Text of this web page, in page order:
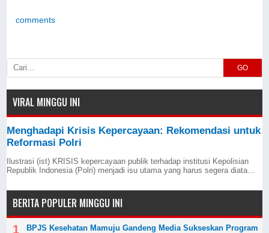
comments
GO
VIRAL MINGGU INI
Menghadapi Krisis Kepercayaan: Rekomendasi untuk
Reformasi Polri
Ilustrasi (ist) KRISIS kepercayaan publik terhadap institusi Kepolisian
Republik Indonesia (Polri) menjadi isu utama yang harus segera diata...
BERITA POPULER MINGGU INI
BPJS Kesehatan Mamuju Gandeng Media Sukseskan Program